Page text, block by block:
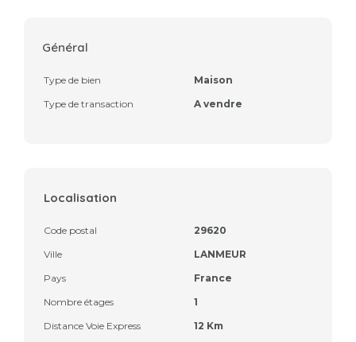
Général
Type de bien
Maison
Type de transaction
A vendre
Localisation
Code postal
29620
Ville
LANMEUR
Pays
France
Nombre étages
1
Distance Voie Express
12 Km